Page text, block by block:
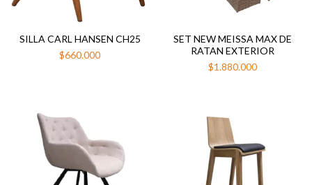
SILLA CARL HANSEN CH25
$660.000
SET NEW MEISSA MAX DE
RATAN EXTERIOR
$1.880.000